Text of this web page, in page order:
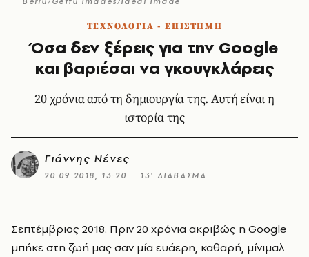
ΤΕΧΝΟΛΟΓΙΑ - ΕΠΙΣΤΗΜΗ
Όσα δεν ξέρεις για την Google
και βαριέσαι να γκουγκλάρεις
20 χρόνια από τη δημιουργία της. Αυτή είναι η
ιστορία της
Γιάννης Νένες
20.09.2018, 13:20 13’ ΔΙΑΒΑΣΜΑ
Σεπτέμβριος 2018. Πριν 20 χρόνια ακριβώς η Google
μπήκε στη ζωή μας σαν μία ευάερη, καθαρή, μίνιμαλ